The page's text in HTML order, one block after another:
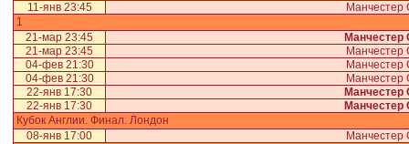
11-янв 23:45
Манчестер
1
21-мар 23:45
Манчестер
21-мар 23:45
Манчестер
04-фев 21:30
Манчестер
04-фев 21:30
Манчестер
22-янв 17:30
Манчестер
22-янв 17:30
Манчестер
Кубок Англии. Финал. Лондон
08-янв 17:00
Манчестер